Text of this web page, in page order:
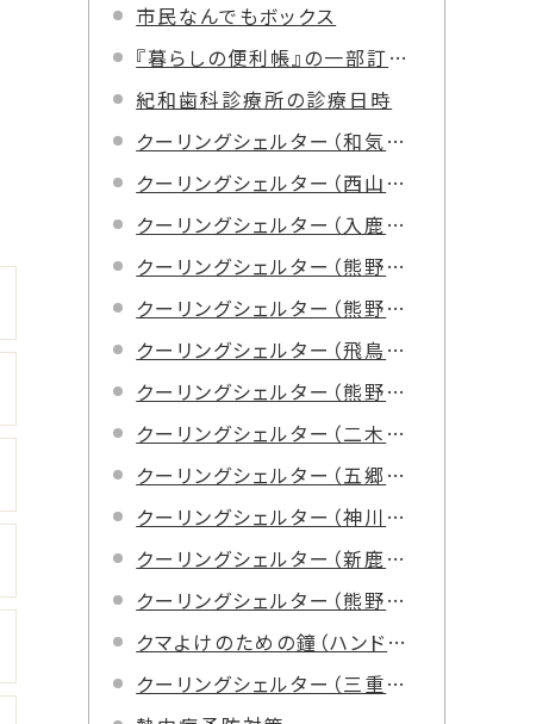
市民なんでもボックス
『暮らしの便利帳』の一部訂正とお詫びについて
紀和歯科診療所の診療日時
クーリングシェルター（和気郵便局）
クーリングシェルター（西山郵便局）
クーリングシェルター（入鹿郵便局）
クーリングシェルター（熊野本町郵便局）
クーリングシェルター（熊野磯崎郵便局）
クーリングシェルター（飛鳥郵便局）
クーリングシェルター（熊野有馬郵便局）
クーリングシェルター（二木島郵便局）
クーリングシェルター（五郷郵便局）
クーリングシェルター（神川郵便局）
クーリングシェルター（新鹿郵便局）
クーリングシェルター（熊野郵便局）
クマよけのための鐘（ハンドベル）を設置
クーリングシェルター（三重県熊野庁舎）